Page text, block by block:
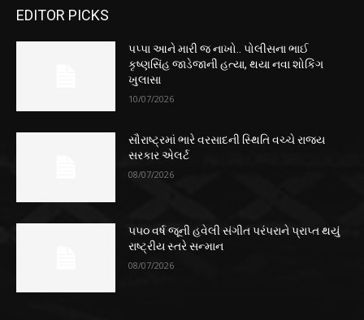
EDITOR PICKS
પપ્પા આને મારી જ નાખો.. પોલીસના ભાઈ
કૃષ્ણસિંહ જાડેજાની હત્યા, થયા નવા શોકિંગ
ખુલાસા
10/07/2026
સૌરાષ્ટ્રમાં ભારે વરસાદની સ્થિતિ વચ્ચે રાજ્ય
સરકાર એલર્ટ
08/07/2026
૫૫૦ વર્ષ જૂની હવેલી સંગીત પરંપરાને પ્રાપ્ત થયું
રાષ્ટ્રીય સ્તરે સન્માન
08/07/2026